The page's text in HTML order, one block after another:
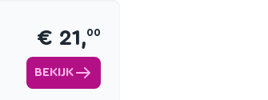
€ 21,00
BEKIJK